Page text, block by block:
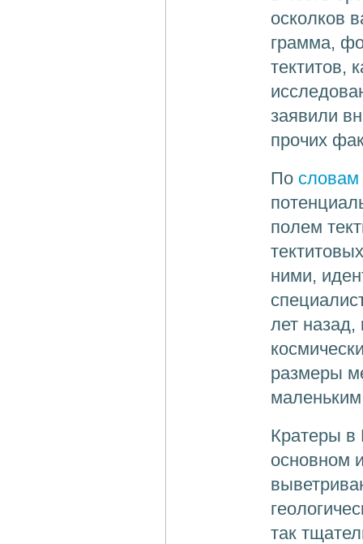
осколков
грамма,
тектитов,
заявили
прочих
По словам
полем
ними,
лет назад,
размеры
Кратеры в
основном
так